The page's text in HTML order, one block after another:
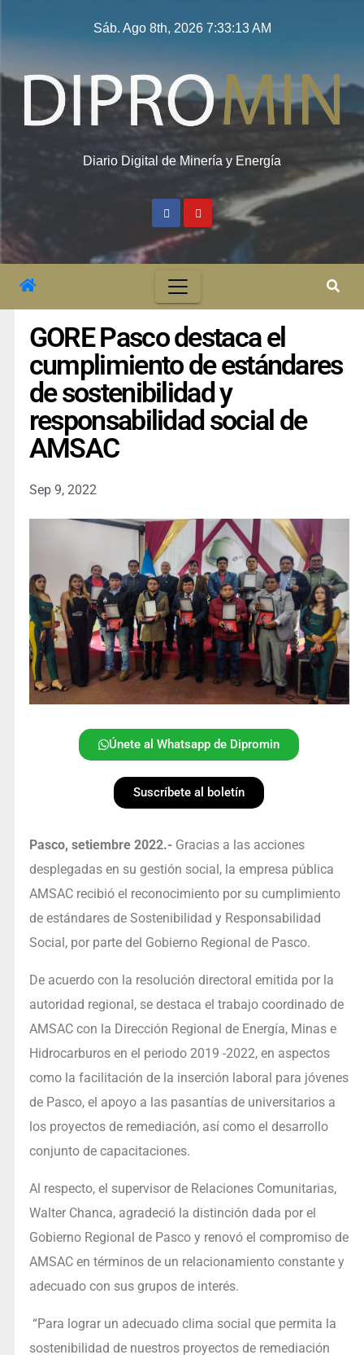
Sáb. Ago 8th, 2026 7:33:14 AM
Diario Digital de Minería y Energía
GORE Pasco destaca el
cumplimiento de estándares
de sostenibilidad y
responsabilidad social de
AMSAC
Sep 9, 2022
Únete al Whatsapp de Dipromin
Suscríbete al boletín
Pasco, setiembre 2022.-Gracias a las acciones
desplegadas en su gestión social, la empresa pública
AMSAC recibió el reconocimiento por su cumplimiento
de estándares de Sostenibilidad y Responsabilidad
Social, por parte del Gobierno Regional de Pasco.
De acuerdo con la resolución directoral emitida por la
autoridad regional, se destaca el trabajo coordinado de
AMSAC con la Dirección Regional de Energía, Minas e
Hidrocarburos en el periodo 2019 -2022, en aspectos
como la facilitación de la inserción laboral para jóvenes
de Pasco, el apoyo a las pasantías de universitarios a
los proyectos de remediación, así como el desarrollo
conjunto de capacitaciones.
Al respecto, el supervisor de Relaciones Comunitarias,
Walter Chanca, agradeció la distinción dada por el
Gobierno Regional de Pasco y renovó el compromiso de
AMSAC en términos de un relacionamiento constante y
adecuado con sus grupos de interés.
“Para lograr un adecuado clima social que permita la
sostenibilidad de nuestros proyectos de remediación